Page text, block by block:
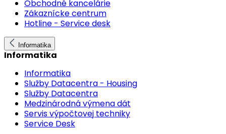
Obchodné kancelárie
Zákaznícke centrum
Hotline - Service desk
Informatika
Informatika
Informatika
Služby Datacentra - Housing
Služby Datacentra
Medzinárodná výmena dát
Servis výpočtovej techniky
Service Desk